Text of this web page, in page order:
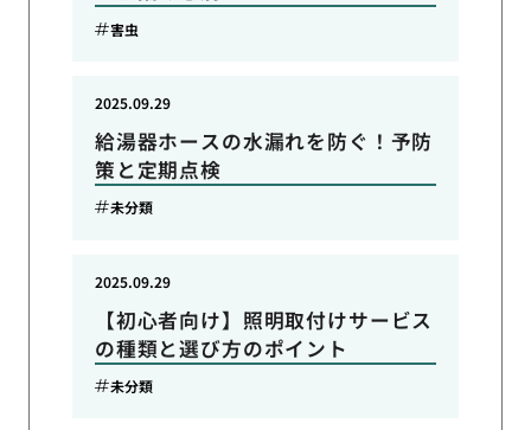
害虫
給湯器ホースの水漏れを防ぐ！予防
策と定期点検
2025.09.29
未分類
【初心者向け】照明取付けサービス
の種類と選び方のポイント
2025.09.29
未分類